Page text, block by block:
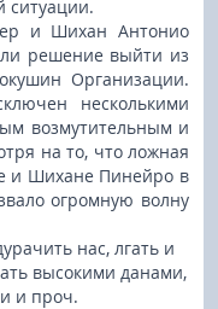
ситуации.
и Шихан Антонио
решение выйти из
Организации.
несколькими
возмутительным и
на то, что ложная
и Шихане Пинейро в
огромную волну
нас, лгать и
высокими данами,
и проч.